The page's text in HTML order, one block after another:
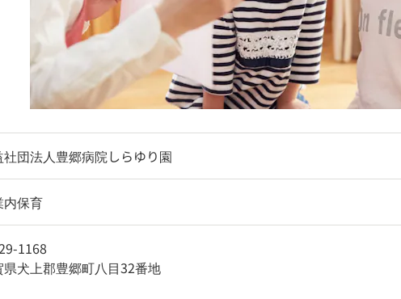
社団法人豊郷病院しらゆり園
内保育
1168
県犬上郡豊郷町八目32番地